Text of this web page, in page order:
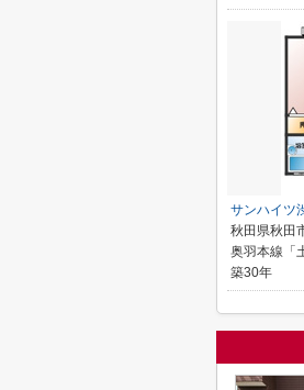
サンハイツ
秋田県秋田
奥羽本線「
築30年